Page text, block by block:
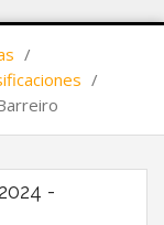
/
/
-